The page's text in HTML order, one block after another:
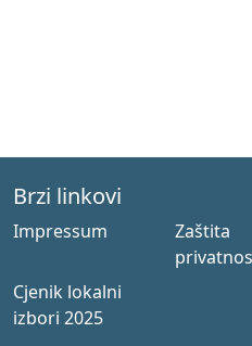
Brzi linkovi
Impressum
Zaštita
Cjenik lokalni
izbori 2025